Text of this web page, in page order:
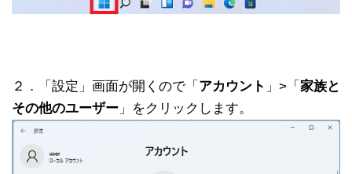
２．「設定」画面が開くので「 アカウント 」>「 家族と
その他のユーザー 」をクリックします。